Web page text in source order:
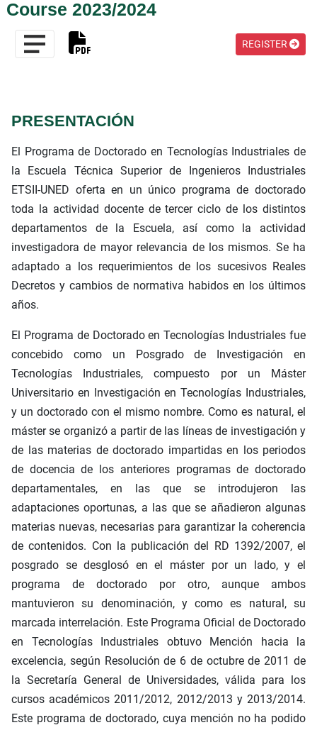
Course 2023/2024
REGISTER
PRESENTACIÓN
El Programa de Doctorado en Tecnologías Industriales de
la Escuela Técnica Superior de Ingenieros Industriales
ETSII-UNED oferta en un único programa de doctorado
toda la actividad docente de tercer ciclo de los distintos
departamentos de la Escuela, así como la actividad
investigadora de mayor relevancia de los mismos. Se ha
adaptado a los requerimientos de los sucesivos Reales
Decretos y cambios de normativa habidos en los últimos
años.
El Programa de Doctorado en Tecnologías Industriales fue
concebido como un Posgrado de Investigación en
Tecnologías Industriales, compuesto por un Máster
Universitario en Investigación en Tecnologías Industriales,
y un doctorado con el mismo nombre. Como es natural, el
máster se organizó a partir de las líneas de investigación y
de las materias de doctorado impartidas en los periodos
de docencia de los anteriores programas de doctorado
departamentales, en las que se introdujeron las
adaptaciones oportunas, a las que se añadieron algunas
materias nuevas, necesarias para garantizar la coherencia
de contenidos. Con la publicación del RD 1392/2007, el
posgrado se desglosó en el máster por un lado, y el
programa de doctorado por otro, aunque ambos
mantuvieron su denominación, y como es natural, su
marcada interrelación. Este Programa Oficial de Doctorado
en Tecnologías Industriales obtuvo Mención hacia la
excelencia, según Resolución de 6 de octubre de 2011 de
la Secretaría General de Universidades, válida para los
cursos académicos 2011/2012, 2012/2013 y 2013/2014.
Este programa de doctorado, cuya mención no ha podido